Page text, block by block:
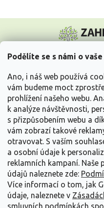
Podělíte se s námi o vaše
Ano, i náš web používá
vám budeme moct
prohlížení našeho webu.
k analýze návštěvnosti,
s přizpůsobením webu a
vám zobrazí takové
otravovat. S vaším
a osobní údaje k
reklamních kampaní.
údajů naleznete zde:
Více informací o tom, jak
údaje, naleznete v
smluvních podmínkách
p
Vše o nákupu
Informace pro Vás
Kontakujte nás